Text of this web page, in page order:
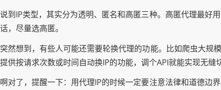
说到IP类型，其实分为透明、匿名和高匿三种。高匿代理最好
话，尽量选高匿。
突然想到，有些人可能还需要轮换代理的功能。比如爬虫大规
提供按请求次数或时间自动换IP的功能，调个API就能实现无
啊对了，提醒一下：用代理IP的时候一定要注意法律和道德边